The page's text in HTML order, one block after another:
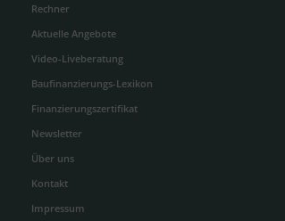
Rechner
Aktuelle Angebote
Video-Liveberatung
Baufinanzierungs-Lexikon
Finanzierungszertifikat
Newsletter
Über uns
Kontakt
Impressum